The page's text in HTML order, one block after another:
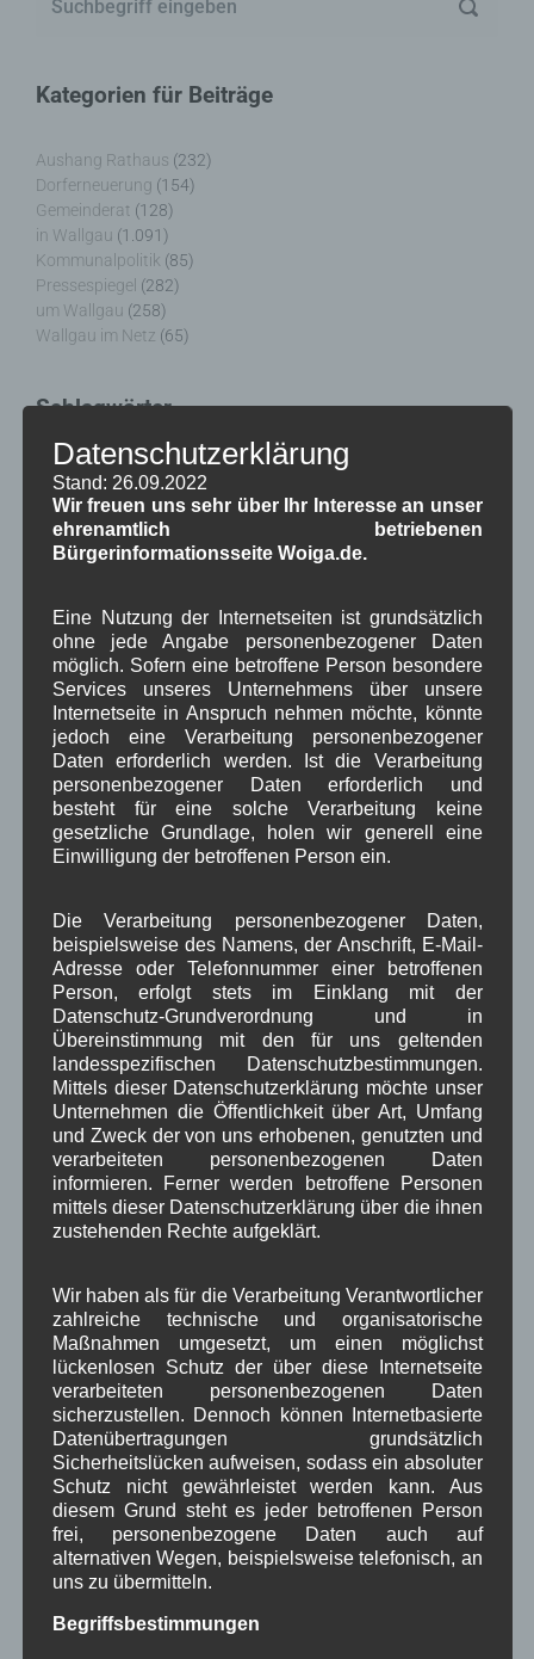
Kategorien für Beiträge
Aushang Rathaus (232)
Dorferneuerung (154)
Gemeinderat (128)
in Wallgau (1.091)
Kommunalpolitik (85)
Pressespiegel (282)
um Wallgau (258)
Wallgau im Netz (65)
Schlagwörter
1250-Jahre ,AlpenRaum Arbeitsgruppe 1-13
Arbeitsmarkt ,Asyl Bauvorhaben ,
Bildergalerie Brauchtum
Dorferneuerung , Dorfleben ,
Dorfplatz ,Energiewende , Fest ,G7 ,
Gesundheit , Gewerbe Haushalt ,
historische Bilder , Infrastruktur ,Isarkies ,
Kirche Kunsthandwerk , Landwirtschaft ,
Musik , Natur und Umwelt , Ochsenrennen
TV ,Umfrage , Veranstaltung , Verkehr ,
Verwaltung Video ,
Vorstand Dorferneuerung , Woiga.de ,
Zeitung ,Zigarettensteig
Bauernregel im August
August-Donner hat die Kraft, daß er viel Getreide schafft.
Neueste Kommentare
WBEbeiÜber uns
Josef Otler, Verein fürr GeschichtebeiÜber uns
Gerd ErfertbeiÜber uns
Beitragsarchiv
Juli 2026(9)
Datenschutzerklärung
Stand: 26.09.2022
Wir freuen uns sehr über Ihr Interesse an unser
ehrenamtlich betriebenen
Bürgerinformationsseite Woiga.de.
Eine Nutzung der Internetseiten ist grundsätzlich
ohne jede Angabe personenbezogener Daten
möglich. Sofern eine betroffene Person besondere
Services unseres Unternehmens über unsere
Internetseite in Anspruch nehmen möchte, könnte
jedoch eine Verarbeitung personenbezogener
Daten erforderlich werden. Ist die Verarbeitung
personenbezogener Daten erforderlich und
besteht für eine solche Verarbeitung keine
gesetzliche Grundlage, holen wir generell eine
Einwilligung der betroffenen Person ein.
Die Verarbeitung personenbezogener Daten,
beispielsweise des Namens, der Anschrift, E-Mail-
Adresse oder Telefonnummer einer betroffenen
Person, erfolgt stets im Einklang mit der
Datenschutz-Grundverordnung und in
Übereinstimmung mit den für uns geltenden
landesspezifischen Datenschutzbestimmungen.
Mittels dieser Datenschutzerklärung möchte unser
Unternehmen die Öffentlichkeit über Art, Umfang
und Zweck der von uns erhobenen, genutzten und
verarbeiteten personenbezogenen Daten
informieren. Ferner werden betroffene Personen
mittels dieser Datenschutzerklärung über die ihnen
zustehenden Rechte aufgeklärt.
Wir haben als für die Verarbeitung Verantwortlicher
zahlreiche technische und organisatorische
Maßnahmen umgesetzt, um einen möglichst
lückenlosen Schutz der über diese Internetseite
verarbeiteten personenbezogenen Daten
sicherzustellen. Dennoch können Internetbasierte
Datenübertragungen grundsätzlich
Sicherheitslücken aufweisen, sodass ein absoluter
Schutz nicht gewährleistet werden kann. Aus
diesem Grund steht es jeder betroffenen Person
frei, personenbezogene Daten auch auf
alternativen Wegen, beispielsweise telefonisch, an
uns zu übermitteln.
Begriffsbestimmungen